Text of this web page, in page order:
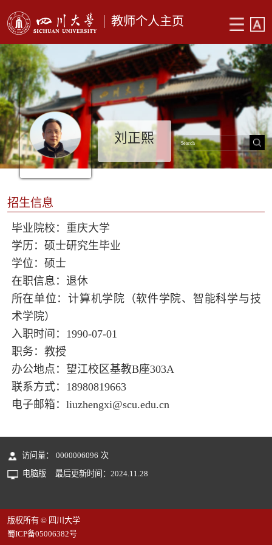
教师个人主页
刘正熙
招生信息
毕业院校：重庆大学
学历：硕士研究生毕业
学位：硕士
在职信息：退休
所在单位：计算机学院（软件学院、智能科学与技
术学院）
入职时间：1990-07-01
职务：教授
办公地点：望江校区基教B座303A
联系方式：18980819663
电子邮箱： liuzhengxi@scu.edu.cn
访问量： 0000006096 次
电脑版
最后更新时间： 2024.11.28
版权所有 © 四川大学
蜀ICP备05006382号